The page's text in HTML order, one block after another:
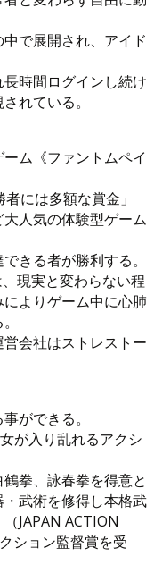
で展開され、アイド
時間ログインし続け
れている。
ム《ファントムペイ
には多額な賞金」
人気の体験型ゲーム
きる者が勝利する。
現実と変わらない程
よりゲーム中に心肺
会社はストレストー
ができる。
が入り乱れるアクシ
拳、詠春拳を得意と
武術を修得し本格武
JAPAN ACTION
ション監督賞を受